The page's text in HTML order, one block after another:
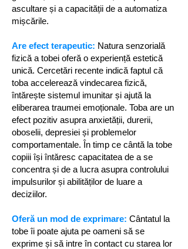
ascultare și a capacității de a automatiza
mișcările.
Are efect terapeutic: Natura senzorială
fizică a tobei oferă o experiență estetică
unică. Cercetări recente indică faptul că
toba accelerează vindecarea fizică,
întărește sistemul imunitar și ajută la
eliberarea traumei emoționale. Toba are un
efect pozitiv asupra anxietății, durerii,
oboselii, depresiei și problemelor
comportamentale. În timp ce cântă la tobe
copiii își întăresc capacitatea de a se
concentra și de a lucra asupra controlului
impulsurilor și abilităților de luare a
deciziilor.
Oferă un mod de exprimare: Cântatul la
tobe îi poate ajuta pe oameni să se
exprime și să intre în contact cu starea lor